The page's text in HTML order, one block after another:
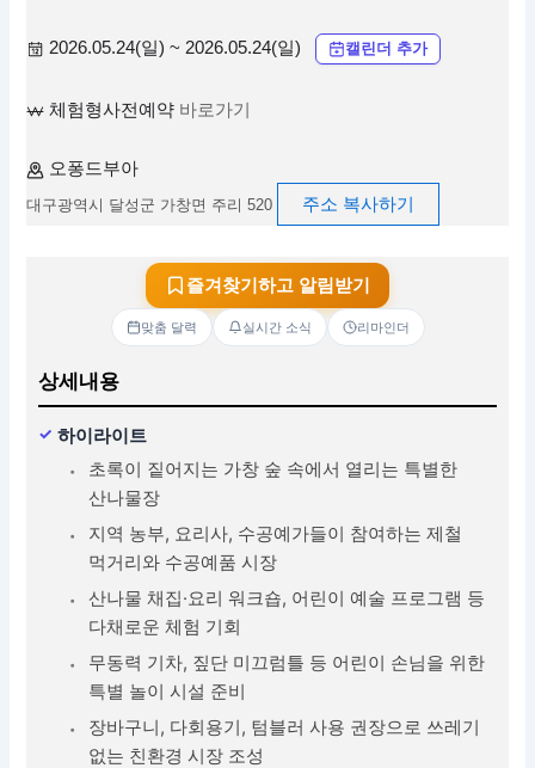
2026.05.24(일) ~ 2026.05.24(일) 캘린더 추가
체험형사전예약 바로가기
오퐁드부아
대구광역시 달성군 가창면 주리 520 주소 복사하기
즐겨찾기하고 알림받기
맞춤 달력 실시간 소식 리마인더
상세내용
하이라이트
초록이 짙어지는 가창 숲 속에서 열리는 특별한
산나물장
지역 농부, 요리사, 수공예가들이 참여하는 제철
먹거리와 수공예품 시장
산나물 채집·요리 워크숍, 어린이 예술 프로그램 등
다채로운 체험 기회
무동력 기차, 짚단 미끄럼틀 등 어린이 손님을 위한
특별 놀이 시설 준비
장바구니, 다회용기, 텀블러 사용 권장으로 쓰레기
없는 친환경 시장 조성